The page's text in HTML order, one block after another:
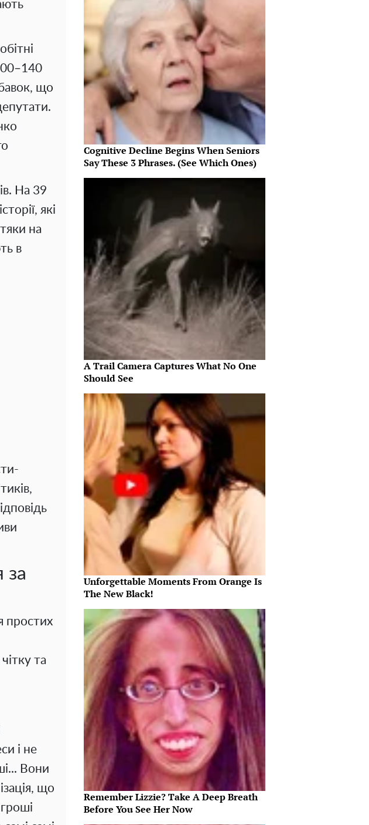
що
На 39
які
на
в
за
простих
та
і не
Вони
що
Cognitive Decline Begins When Seniors
Say These 3 Phrases. (See Which Ones)
A Trail Camera Captures What No One
Should See
Unforgettable Moments From Orange Is
The New Black!
Remember Lizzie? Take A Deep Breath
Before You See Her Now